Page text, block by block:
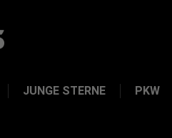
JUNGE STERNE PKW